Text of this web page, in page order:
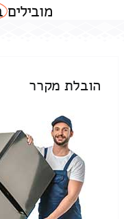
מובילים
הובלת מקרר